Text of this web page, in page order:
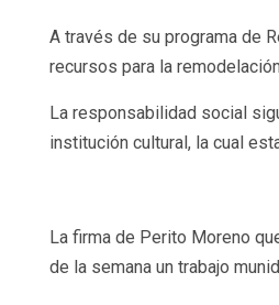
A través de su programa de
recursos para la
La responsabilidad social
institución cultural, la cual
La firma de Perito Moreno
de la semana un trabajo